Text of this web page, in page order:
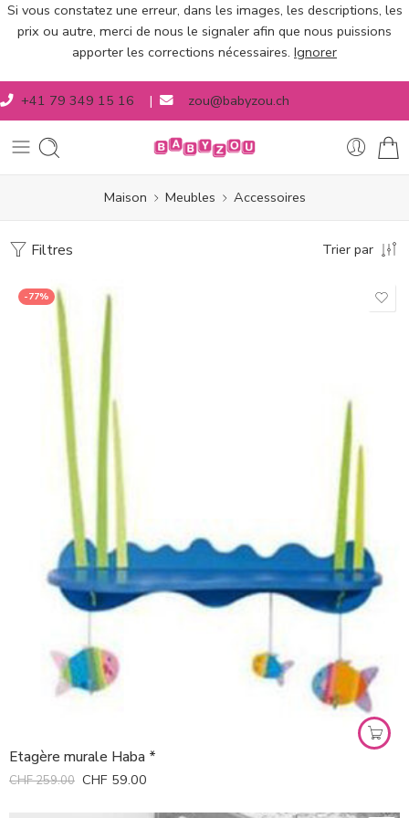
Si vous constatez une erreur, dans les images, les descriptions, les
prix ou autre, merci de nous le signaler afin que nous puissions
apporter les corrections nécessaires. Ignorer
+41 79 349 15 16 | zou@babyzou.ch
Maison Meubles Accessoires
Filtres Trier par
-77%
Etagère murale Haba *
CHF259.00 CHF 59.00